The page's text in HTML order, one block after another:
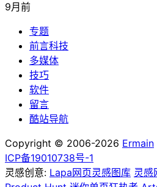
9月前
专题
前言科技
多媒体
技巧
软件
留言
酷站导航
Copyright © 2006-2026 Ermain
ICP备19010738号-1
灵感创意: Lapa网页灵感图库 灵感